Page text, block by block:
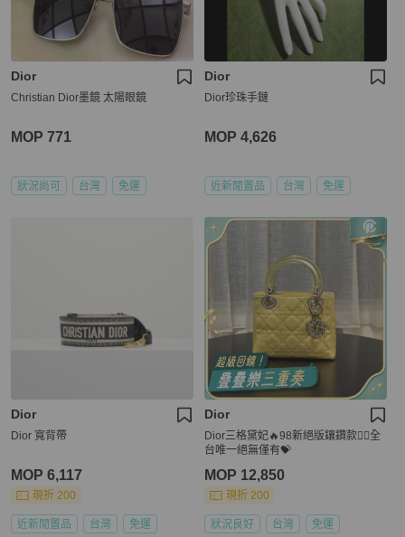
Dior
Christian Dior墨鏡 太陽眼鏡
MOP 771
狀況尚可 台灣 免運
Dior
Dior珍珠手鏈
MOP 4,626
近新閒置品 台灣 免運
Dior
Dior 寬背帶
MOP 6,117
現折 200
近新閒置品 台灣 免運
Dior
Dior三格黛妃🔥98新絕版鑲鑽款❤️‍🔥全
台唯一絕無僅有💝
MOP 12,850
現折 200
狀況良好 台灣 免運